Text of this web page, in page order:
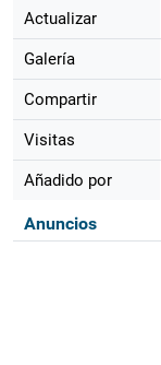
Actualizar
Galería
Compartir
Visitas
Añadido por
Anuncios